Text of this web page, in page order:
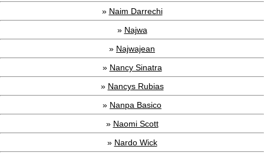
» Naim Darrechi
» Najwa
» Najwajean
» Nancy Sinatra
» Nancys Rubias
» Nanpa Basico
» Naomi Scott
» Nardo Wick